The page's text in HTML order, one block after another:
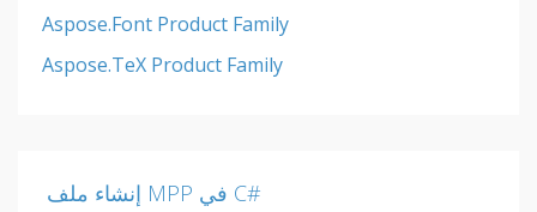
Aspose.Font Product Family
Aspose.TeX Product Family
إنشاء ملف MPP في C#